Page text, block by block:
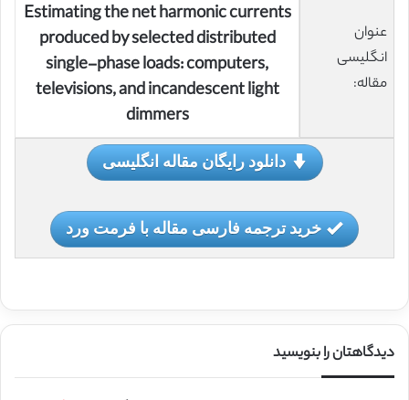
عنوان
انگلیسی
مقاله:
Estimating the net harmonic currents
produced by selected distributed
single-phase loads: computers,
televisions, and incandescent light
dimmers
دانلود رایگان مقاله انگلیسی
خرید ترجمه فارسی مقاله با فرمت ورد
دیدگاهتان را بنویسید